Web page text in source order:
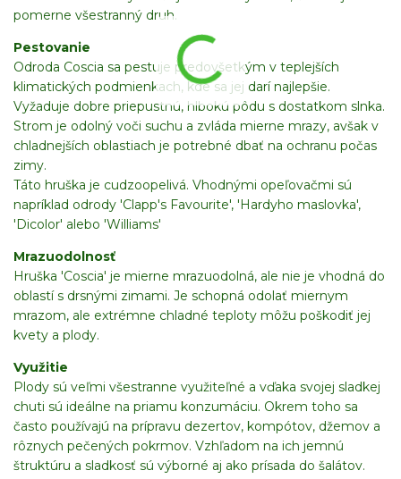
pomerne všestranný druh.
Pestovanie
Odroda Coscia sa pestuje predovšetkým v teplejších
klimatických podmienkach, kde sa jej darí najlepšie.
Vyžaduje dobre priepustnú, hlbokú pôdu s dostatkom slnka.
Strom je odolný voči suchu a zvláda mierne mrazy, avšak v
chladnejších oblastiach je potrebné dbať na ochranu počas
zimy.
Táto hruška je cudzoopelivá. Vhodnými opeľovačmi sú
napríklad odrody 'Clapp's Favourite', 'Hardyho maslovka',
'Dicolor' alebo 'Williams'
Mrazuodolnosť
Hruška 'Coscia' je mierne mrazuodolná, ale nie je vhodná do
oblastí s drsnými zimami. Je schopná odolať miernym
mrazom, ale extrémne chladné teploty môžu poškodiť jej
kvety a plody.
Využitie
Plody sú veľmi všestranne využiteľné a vďaka svojej sladkej
chuti sú ideálne na priamu konzumáciu. Okrem toho sa
často používajú na prípravu dezertov, kompótov, džemov a
rôznych pečených pokrmov. Vzhľadom na ich jemnú
štruktúru a sladkosť sú výborné aj ako prísada do šalátov.